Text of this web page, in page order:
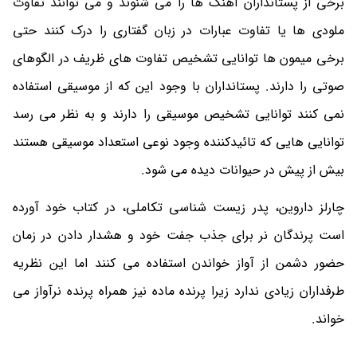
ملودی ها یا تفاوت عبارات در زبان گفتاری را درک کنند حتی
برخی میمون ها توانایی تشخیص تفاوت های ظریف در الگوهای
صوتی را دارند. پستانداران با وجود این که از موسیقی استفاده
نمی کنند توانایی تشخیص موسیقی را دارند و به نظر می رسد
توانایی هایی که تائیدکننده وجود نوعی استعداد موسیقی هستند
بیش از پیش در حیوانات دیده می شود.
چارلز داروین، پدر زیست شناسی تکاملی، در کتاب خود آورده
است پرندگان نر برای جذب جفت خود و هشدار دادن در زمان
حضور دشمن از آواز خواندن استفاده می کنند اما این نظریه
طرفداران زیادی ندارد زیرا پرنده ماده نیز همراه پرنده نرآواز می
خواند.